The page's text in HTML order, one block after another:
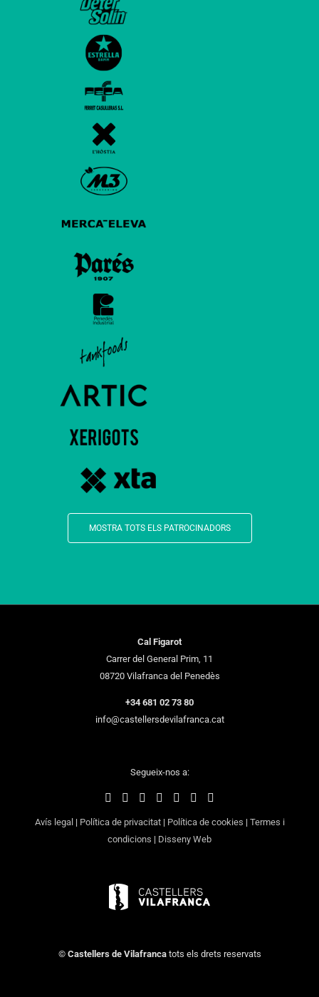
MOSTRA TOTS ELS PATROCINADORS
Cal Figarot
Carrer del General Prim, 11
08720 Vilafranca del Penedès
+34 681 02 73 80
info@castellersdevilafranca.cat
Segueix-nos a:
Avís legal | Política de privacitat| Política de cookies | Termes i
condicions | Disseny Web
© Castellers de Vilafrancatots els drets reservats